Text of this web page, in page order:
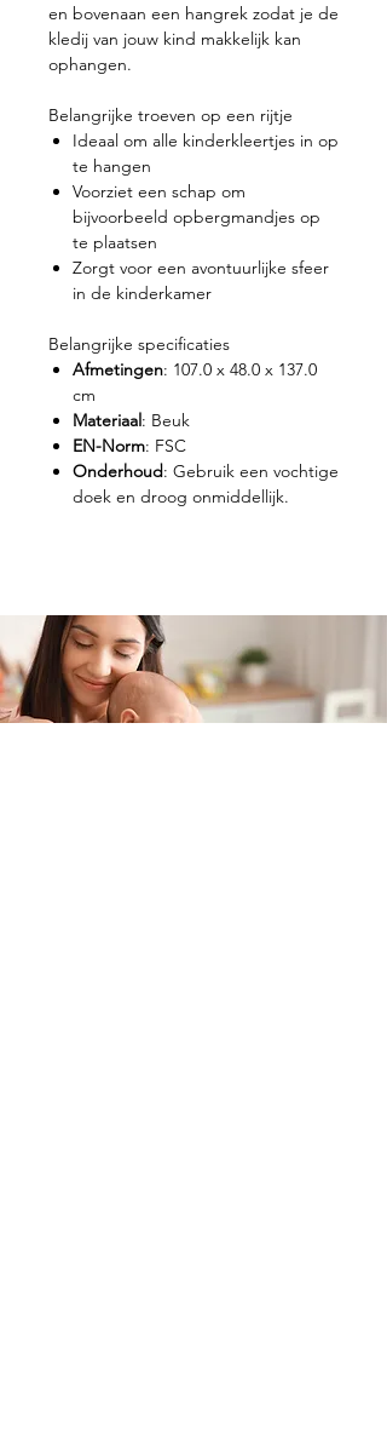
en bovenaan een hangrek zodat je de
kledij van jouw kind makkelijk kan
ophangen.
Belangrijke troeven op een rijtje
Ideaal om alle kinderkleertjes in op
te hangen
Voorziet een schap om
bijvoorbeeld opbergmandjes op
te plaatsen
Zorgt voor een avontuurlijke sfeer
in de kinderkamer
Belangrijke specificaties
Afmetingen: 107.0 x 48.0 x 137.0
cm
Materiaal: Beuk
EN-Norm: FSC
Onderhoud: Gebruik een vochtige
doek en droog onmiddellijk.